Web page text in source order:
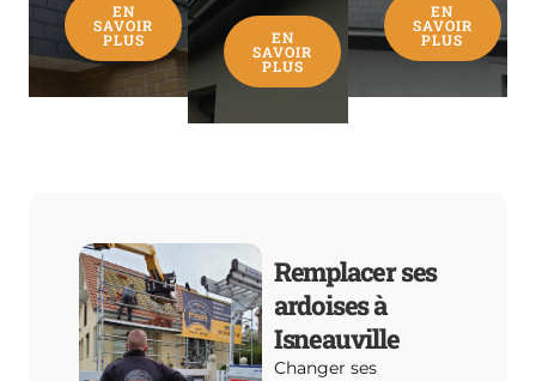
EN
SAVOIR
PLUS EN
SAVOIR
PLUS
EN
SAVOIR
PLUS
Remplacer ses
ardoises à
Isneauville
Changer ses